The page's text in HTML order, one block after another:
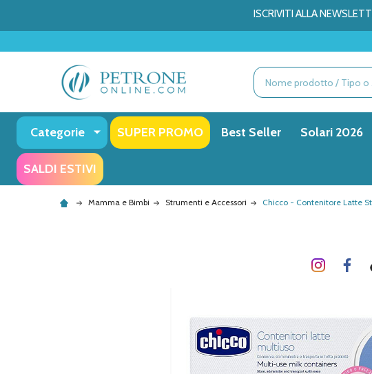
ISCRIVITI ALLA
Ricerca
Categorie SUPER PROMO Best Seller Solari 2026
SALDI ESTIVI
Mamma e Bimbi Strumenti e Accessori Chicco - Contenitore Latte